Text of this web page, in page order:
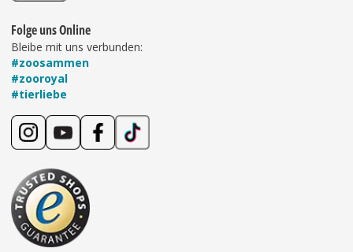
Folge uns Online
Bleibe mit uns verbunden:
#zoosammen
#zooroyal
#tierliebe